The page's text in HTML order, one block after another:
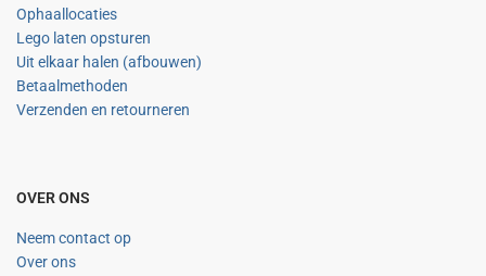
Ophaallocaties
Lego laten opsturen
Uit elkaar halen (afbouwen)
Betaalmethoden
Verzenden en retourneren
OVER ONS
Neem contact op
Over ons